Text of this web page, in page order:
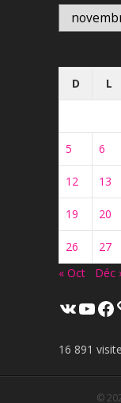
Archives
D
L
5 6
12 13
19 20
26 27
« Oct
Déc
VK
16 891
©